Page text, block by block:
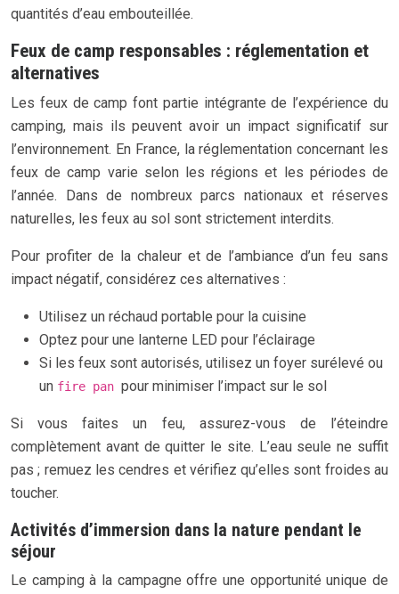
quantités d’eau embouteillée.
Feux de camp responsables : réglementation et
alternatives
Les feux de camp font partie intégrante de l’expérience du
camping, mais ils peuvent avoir un impact significatif sur
l’environnement. En France, la réglementation concernant les
feux de camp varie selon les régions et les périodes de
l’année. Dans de nombreux parcs nationaux et réserves
naturelles, les feux au sol sont strictement interdits.
Pour profiter de la chaleur et de l’ambiance d’un feu sans
impact négatif, considérez ces alternatives :
Utilisez un réchaud portable pour la cuisine
Optez pour une lanterne LED pour l’éclairage
Si les feux sont autorisés, utilisez un foyer surélevé ou
un fire pan pour minimiser l’impact sur le sol
Si vous faites un feu, assurez-vous de l’éteindre
complètement avant de quitter le site. L’eau seule ne suffit
pas ; remuez les cendres et vérifiez qu’elles sont froides au
toucher.
Activités d’immersion dans la nature pendant le
séjour
Le camping à la campagne offre une opportunité unique de